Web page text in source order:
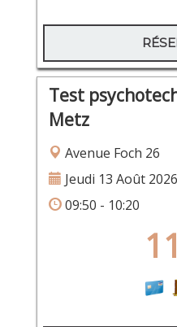
Test
Metz
Avenue Foch 26
Jeudi 13 Août 2026
09:50 - 10:20